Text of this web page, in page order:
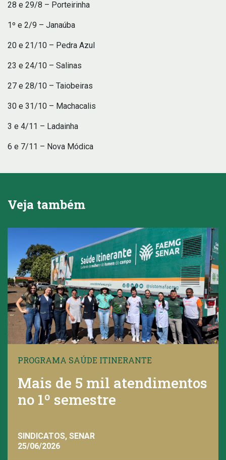
28 e 29/8 – Porteirinha
1º e 2/9 – Janaúba
20 e 21/10 – Pedra Azul
23 e 24/10 – Salinas
27 e 28/10 – Taiobeiras
30 e 31/10 – Machacalis
3 e 4/11 – Ladainha
6 e 7/11 – Nova Módica
Veja também
PROGRAMA SAÚDE ITINERANTE
Mais de 5 mil atendimentos
no 1º semestre
SINDICATOS, SENAR
25/06/2026